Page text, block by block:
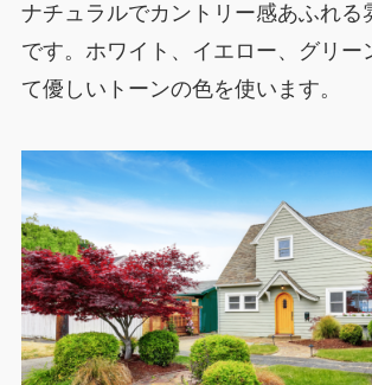
ナチュラルでカントリー感あふれる
です。ホワイト、イエロー、グリー
て優しいトーンの色を使います。